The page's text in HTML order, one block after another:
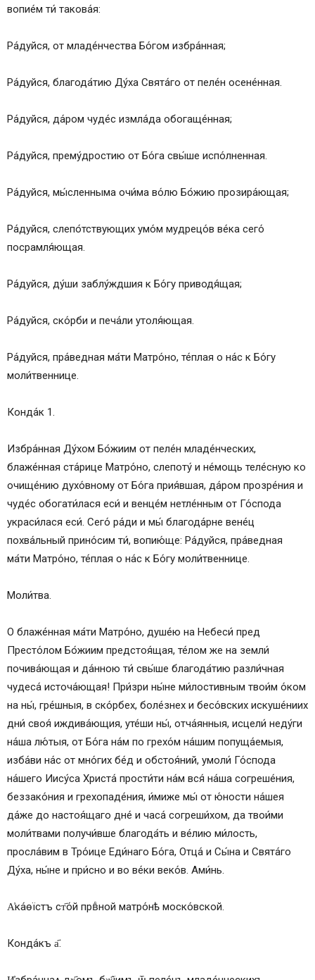
вопие́м ти́ такова́я:
Ра́дуйся, от младе́нчества Бо́гом избра́нная;
Ра́дуйся, благода́тию Ду́ха Свята́го от пеле́н осене́нная.
Ра́дуйся, да́ром чуде́с измла́да обогаще́нная;
Ра́дуйся, прему́дростию от Бо́га свы́ше испо́лненная.
Ра́дуйся, мы́сленныма очи́ма во́лю Бо́жию прозира́ющая;
Ра́дуйся, слепо́тствующих умо́м мудрецо́в ве́ка сего́
посрамля́ющая.
Ра́дуйся, ду́ши заблу́ждшия к Бо́гу приводя́щая;
Ра́дуйся, ско́рби и печа́ли утоля́ющая.
Ра́дуйся, пра́ведная ма́ти Матро́но, те́плая о на́с к Бо́гу
моли́твеннице.
Конда́к 1.
Избра́нная Ду́хом Бо́жиим от пеле́н младе́нческих,
блаже́нная ста́рице Матро́но, слепоту́ и не́мощь теле́сную ко
очище́нию духо́вному от Бо́га прия́вшая, да́ром прозре́ния и
чуде́с обогати́лася еси́ и венце́м нетле́нным от Го́спода
украси́лася еси́. Сего́ ра́ди и мы́ благода́рне вене́ц
похва́льный прино́сим ти́, вопию́ще: Ра́дуйся, пра́ведная
ма́ти Матро́но, те́плая о на́с к Бо́гу моли́твеннице.
Моли́тва.
О блаже́нная ма́ти Матро́но, душе́ю на Небеси́ пред
Престо́лом Бо́жиим предстоя́щая, те́лом же на земли́
почива́ющая и да́нною ти́ свы́ше благода́тию разли́чная
чудеса́ источа́ющая! При́зри ны́не ми́лостивным твои́м о́ком
на ны́, гре́шныя, в ско́рбех, боле́знех и бесо́вских искуше́ниих
дни́ своя́ иждива́ющия, уте́ши ны́, отча́янныя, исцели́ неду́ги
на́ша лю́тыя, от Бо́га на́м по грехо́м на́шим попуща́емыя,
изба́ви на́с от мно́гих бе́д и обстоя́ний, умоли́ Го́спода
на́шего Иису́са Христа́ прости́ти на́м вся́ на́ша согреше́ния,
беззако́ния и грехопаде́ния, и́миже мы́ от ю́ности на́шея
да́же до настоя́щаго дне́ и часа́ согреши́хом, да твои́ми
моли́твами получи́вше благода́ть и ве́лию ми́лость,
просла́вим в Тро́ице Еди́наго Бо́га, Отца́ и Сы́на и Свята́го
Ду́ха, ны́не и при́сно и во ве́ки веко́в. Ами́нь.
А҆ка́ѳїстъ ст҃о́й првⷣной матро́нѣ моско́вской.
Конда́къ а҃.